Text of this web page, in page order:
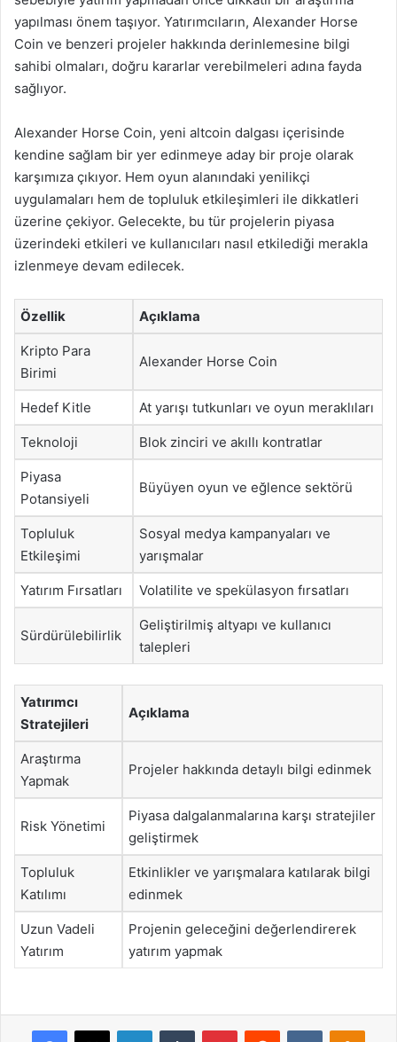
yapılması önem taşıyor. Yatırımcıların, Alexander Horse
Coin ve benzeri projeler hakkında derinlemesine bilgi
sahibi olmaları, doğru kararlar verebilmeleri adına fayda
sağlıyor.
Alexander Horse Coin, yeni altcoin dalgası içerisinde
kendine sağlam bir yer edinmeye aday bir proje olarak
karşımıza çıkıyor. Hem oyun alanındaki yenilikçi
uygulamaları hem de topluluk etkileşimleri ile dikkatleri
üzerine çekiyor. Gelecekte, bu tür projelerin piyasa
üzerindeki etkileri ve kullanıcıları nasıl etkilediği merakla
izlenmeye devam edilecek.
Özellik Açıklama
Kripto Para
Birimi
Alexander Horse Coin
Hedef Kitle At yarışı tutkunları ve oyun meraklıları
Teknoloji Blok zinciri ve akıllı kontratlar
Piyasa
Potansiyeli
Büyüyen oyun ve eğlence sektörü
Topluluk
Etkileşimi
Sosyal medya kampanyaları ve
yarışmalar
Yatırım Fırsatları Volatilite ve spekülasyon fırsatları
Sürdürülebilirlik
Geliştirilmiş altyapı ve kullanıcı
talepleri
Yatırımcı
Stratejileri
Açıklama
Araştırma
Yapmak
Projeler hakkında detaylı bilgi edinmek
Risk Yönetimi
Piyasa dalgalanmalarına karşı stratejiler
geliştirmek
Topluluk
Katılımı
Etkinlikler ve yarışmalara katılarak bilgi
edinmek
Uzun Vadeli
Yatırım
Projenin geleceğini değerlendirerek
yatırım yapmak
Facebook
X LinkedInTumblr PinterestReddit VKontakte